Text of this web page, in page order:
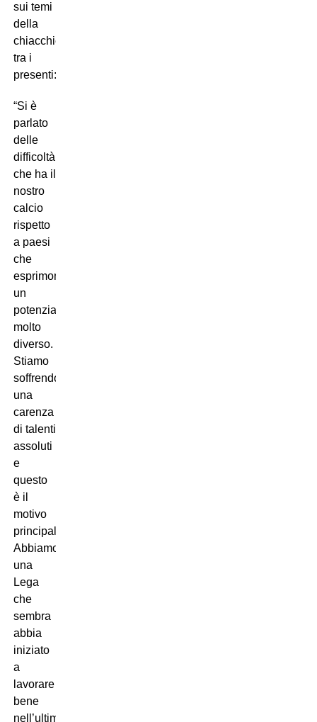
sui temi
della
chiacchierata
tra i
presenti:
“Si è
parlato
delle
difficoltà
che ha il
nostro
calcio
rispetto
a paesi
che
esprimono
un
potenziale
molto
diverso.
Stiamo
soffrendo
una
carenza
di talenti
assoluti
e
questo
è il
motivo
principale.
Abbiamo
una
Lega
che
sembra
abbia
iniziato
a
lavorare
bene
nell’ultimo